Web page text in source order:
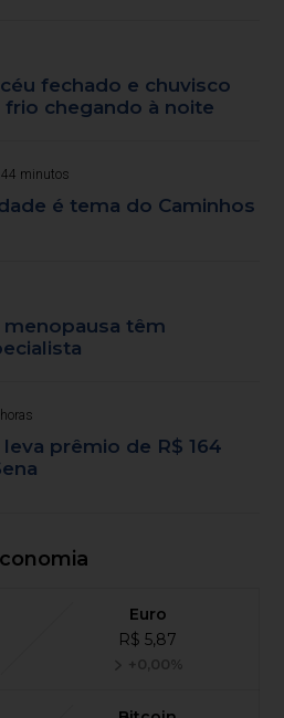
fechado e chuvisco
chegando à noite
44 minutos
é tema do Caminhos
menopausa têm
prêmio de R$ 164
Euro
R$ 5,87
+0,00%